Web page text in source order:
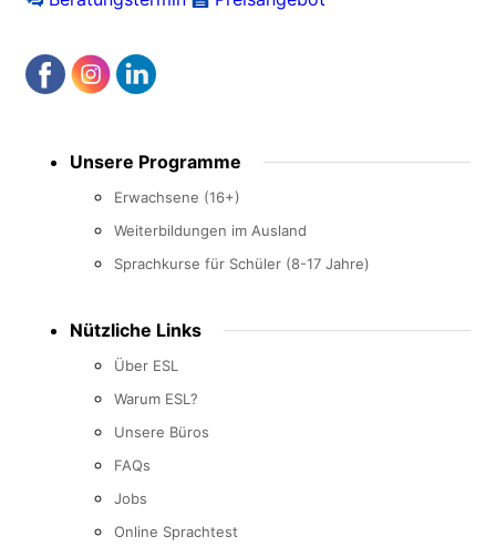
menu Unsere Programme
Erwachsene (16+)
Weiterbildungen im Ausland
Sprachkurse für Schüler (8-17 Jahre)
Nützliche Links
Über ESL
Warum ESL?
Unsere Büros
FAQs
Jobs
Online Sprachtest